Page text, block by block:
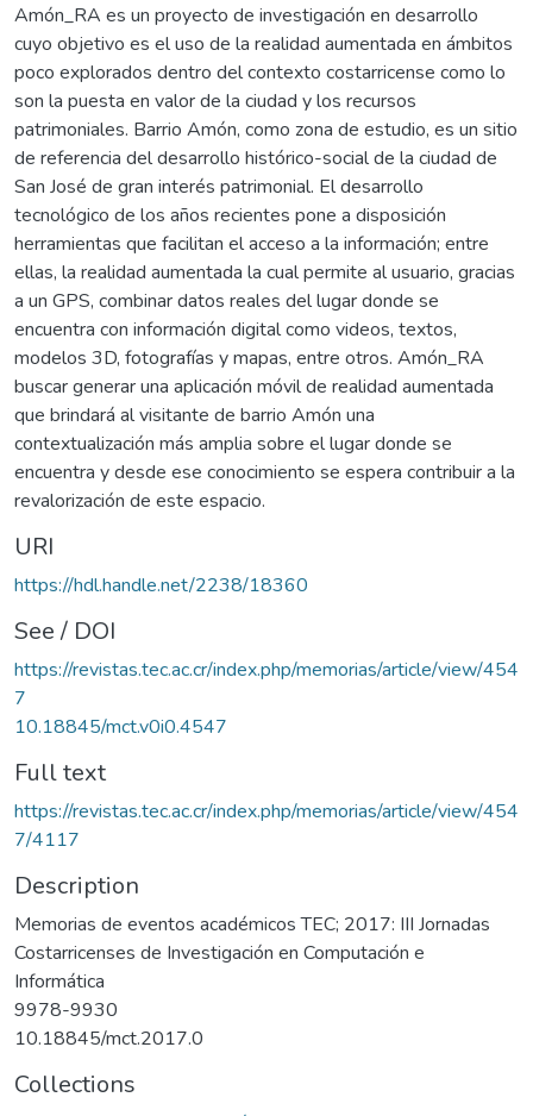
Amón_RA es un proyecto de investigación en desarrollo
cuyo objetivo es el uso de la realidad aumentada en ámbitos
poco explorados dentro del contexto costarricense como lo
son la puesta en valor de la ciudad y los recursos
patrimoniales. Barrio Amón, como zona de estudio, es un sitio
de referencia del desarrollo histórico-social de la ciudad de
San José de gran interés patrimonial. El desarrollo
tecnológico de los años recientes pone a disposición
herramientas que facilitan el acceso a la información; entre
ellas, la realidad aumentada la cual permite al usuario, gracias
a un GPS, combinar datos reales del lugar donde se
encuentra con información digital como videos, textos,
modelos 3D, fotografías y mapas, entre otros. Amón_RA
buscar generar una aplicación móvil de realidad aumentada
que brindará al visitante de barrio Amón una
contextualización más amplia sobre el lugar donde se
encuentra y desde ese conocimiento se espera contribuir a la
revalorización de este espacio.
URI
https://hdl.handle.net/2238/18360
See / DOI
https://revistas.tec.ac.cr/index.php/memorias/article/view/454
7
10.18845/mct.v0i0.4547
Full text
https://revistas.tec.ac.cr/index.php/memorias/article/view/454
7/4117
Description
Memorias de eventos académicos TEC; 2017: III Jornadas
Costarricenses de Investigación en Computación e
Informática
9978-9930
10.18845/mct.2017.0
Collections